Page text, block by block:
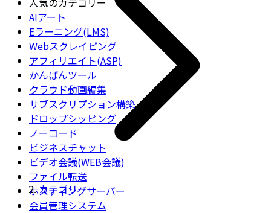
AIアート
Eラーニング(LMS)
Webスクレイピング
アフィリエイト(ASP)
かんばんツール
クラウド動画編集
サブスクリプション構築
ドロップシッピング
ノーコード
ビジネスチャット
ビデオ会議(WEB会議)
ファイル転送
ホスティングサーバー
会員管理システム
カテゴリー